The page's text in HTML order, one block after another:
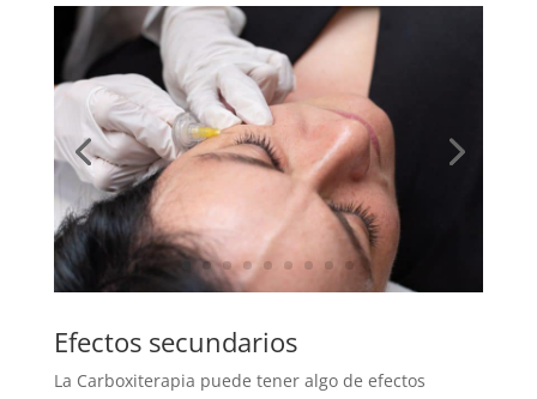
Efectos secundarios
La Carboxiterapia puede tener algo de efectos